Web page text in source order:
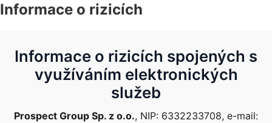
Informace o rizicích
Informace o rizicích spojených s
využíváním elektronických
služeb
Prospect Group Sp. z o.o., NIP: 6332233708, e-mail: